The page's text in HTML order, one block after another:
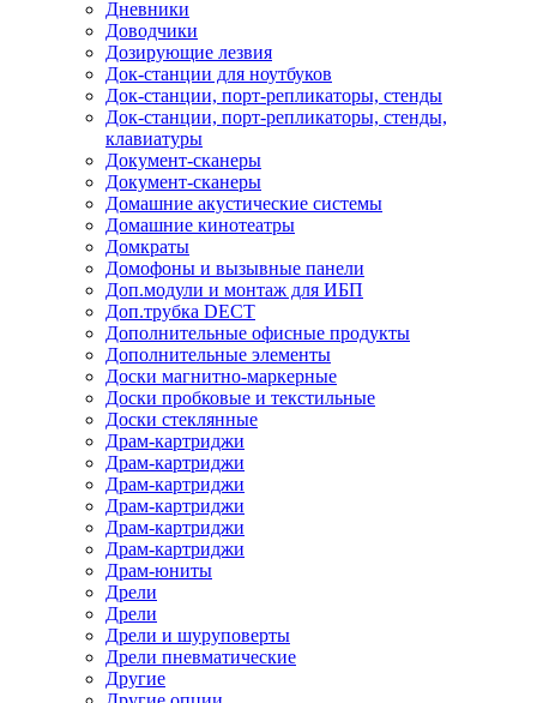
Дневники
Доводчики
Дозирующие лезвия
Док-станции для ноутбуков
Док-станции, порт-репликаторы, стенды
Док-станции, порт-репликаторы, стенды,
клавиатуры
Документ-сканеры
Документ-сканеры
Домашние акустические системы
Домашние кинотеатры
Домкраты
Домофоны и вызывные панели
Доп.модули и монтаж для ИБП
Доп.трубка DECT
Дополнительные офисные продукты
Дополнительные элементы
Доски магнитно-маркерные
Доски пробковые и текстильные
Доски стеклянные
Драм-картриджи
Драм-картриджи
Драм-картриджи
Драм-картриджи
Драм-картриджи
Драм-картриджи
Драм-юниты
Дрели
Дрели
Дрели и шуруповерты
Дрели пневматические
Другие